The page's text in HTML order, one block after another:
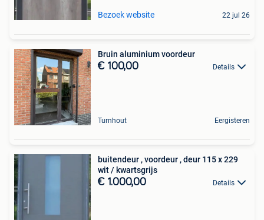
Bezoek website 22 jul 26
Bruin aluminium voordeur
€ 100,00 Details
Turnhout Eergisteren
buitendeur , voordeur , deur 115 x 229
wit / kwartsgrijs
€ 1.000,00 Details